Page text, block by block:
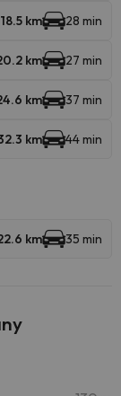
18.5 km 28 min
km 27 min
km 37 min
km 44 min
km 35 min